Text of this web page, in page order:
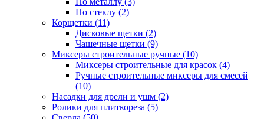
По стеклу (2)
Корщетки (11)
Дисковые щетки (2)
Чашечные щетки (9)
Миксеры строительные ручные (10)
Миксеры строительные для красок (4)
Ручные строительные миксеры для смесей
(10)
Насадки для дрели и ушм (2)
Ролики для плиткореза (5)